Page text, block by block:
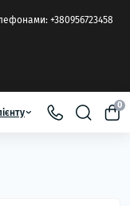
+380956723458
0